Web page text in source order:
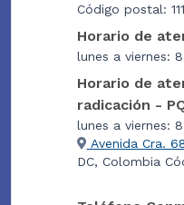
Código postal:
Horario de
lunes a viernes:
Horario de
radicación -
lunes a viernes:
Avenida Cra.
DC, Colombia